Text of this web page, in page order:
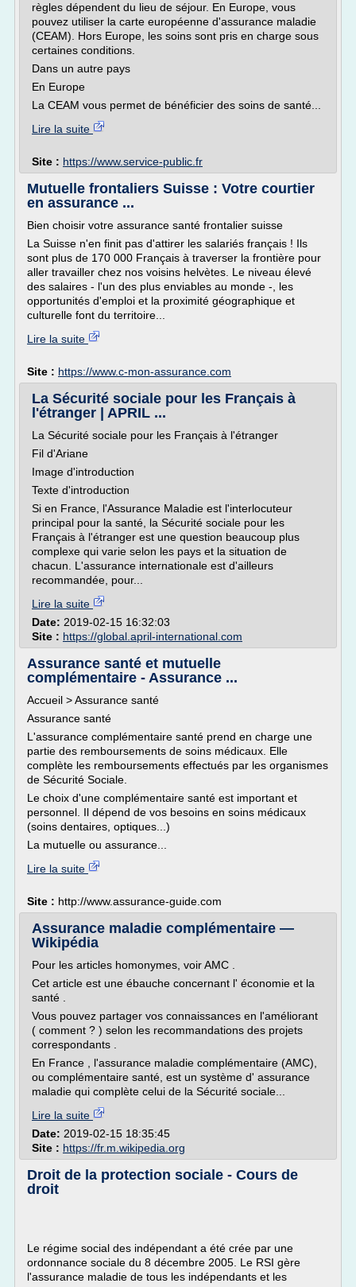
règles dépendent du lieu de séjour. En Europe, vous
pouvez utiliser la carte européenne d'assurance maladie
(CEAM). Hors Europe, les soins sont pris en charge sous
certaines conditions.
Dans un autre pays
En Europe
La CEAM vous permet de bénéficier des soins de santé...
Lire la suite
Site : https://www.service-public.fr
Mutuelle frontaliers Suisse : Votre courtier
en assurance ...
Bien choisir votre assurance santé frontalier suisse
La Suisse n'en finit pas d'attirer les salariés français ! Ils
sont plus de 170 000 Français à traverser la frontière pour
aller travailler chez nos voisins helvètes. Le niveau élevé
des salaires - l'un des plus enviables au monde -, les
opportunités d'emploi et la proximité géographique et
culturelle font du territoire...
Lire la suite
Site : https://www.c-mon-assurance.com
La Sécurité sociale pour les Français à
l'étranger | APRIL ...
La Sécurité sociale pour les Français à l'étranger
Fil d'Ariane
Image d'introduction
Texte d'introduction
Si en France, l'Assurance Maladie est l'interlocuteur
principal pour la santé, la Sécurité sociale pour les
Français à l'étranger est une question beaucoup plus
complexe qui varie selon les pays et la situation de
chacun. L'assurance internationale est d'ailleurs
recommandée, pour...
Lire la suite
Date: 2019-02-15 16:32:03
Site : https://global.april-international.com
Assurance santé et mutuelle
complémentaire - Assurance ...
Accueil > Assurance santé
Assurance santé
L'assurance complémentaire santé prend en charge une
partie des remboursements de soins médicaux. Elle
complète les remboursements effectués par les organismes
de Sécurité Sociale.
Le choix d'une complémentaire santé est important et
personnel. Il dépend de vos besoins en soins médicaux
(soins dentaires, optiques...)
La mutuelle ou assurance...
Lire la suite
Site : http://www.assurance-guide.com
Assurance maladie complémentaire —
Wikipédia
Pour les articles homonymes, voir AMC .
Cet article est une ébauche concernant l' économie et la
santé .
Vous pouvez partager vos connaissances en l'améliorant
( comment ? ) selon les recommandations des projets
correspondants .
En France , l'assurance maladie complémentaire (AMC),
ou complémentaire santé, est un système d' assurance
maladie qui complète celui de la Sécurité sociale...
Lire la suite
Date: 2019-02-15 18:35:45
Site : https://fr.m.wikipedia.org
Droit de la protection sociale - Cours de
droit
Le régime social des indépendant a été crée par une
ordonnance sociale du 8 décembre 2005. Le RSI gère
l'assurance maladie de tous les indépendants et les